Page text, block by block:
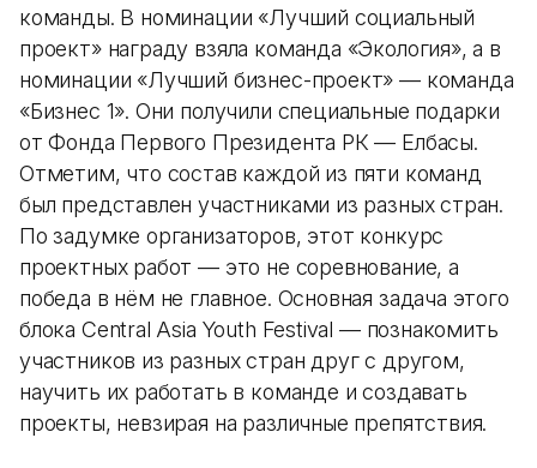
команды. В номинации «Лучший социальный
проект» награду взяла команда «Экология», а в
номинации «Лучший бизнес-проект» — команда
«Бизнес 1». Они получили специальные подарки
от Фонда Первого Президента РК — Елбасы.
Отметим, что состав каждой из пяти команд
был представлен участниками из разных стран.
По задумке организаторов, этот конкурс
проектных работ — это не соревнование, а
победа в нём не главное. Основная задача этого
блока Central Asia Youth Festival — познакомить
участников из разных стран друг с другом,
научить их работать в команде и создавать
проекты, невзирая на различные препятствия.